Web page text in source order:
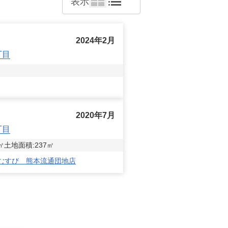
2024年2月
2020年7月
土地面積:237㎡
すび 熊本流通団地店